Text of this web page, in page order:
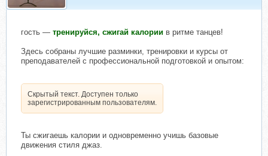
гость — тренируйся, сжигай калории в ритме танцев!
Здесь собраны лучшие разминки, тренировки и курсы от
преподавателей с профессиональной подготовкой и опытом:
Скрытый текст. Доступен только
зарегистрированным пользователям.
Ты сжигаешь калории и одновременно учишь базовые
движения стиля джаз.